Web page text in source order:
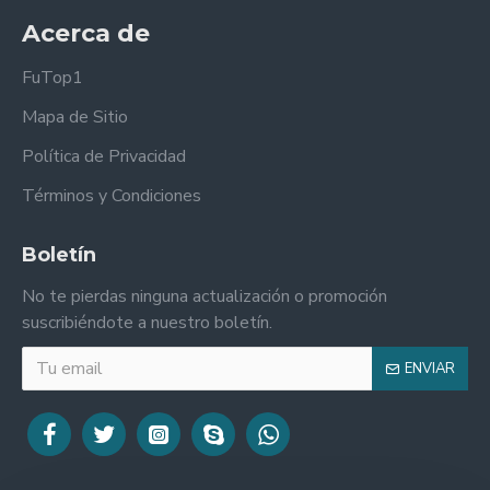
Acerca de
FuTop1
Mapa de Sitio
Política de Privacidad
Términos y Condiciones
Boletín
No te pierdas ninguna actualización o promoción
suscribiéndote a nuestro boletín.
ENVIAR